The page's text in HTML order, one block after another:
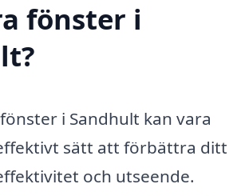
fönster i
i Sandhult kan vara
sätt att förbättra ditt
och utseende.